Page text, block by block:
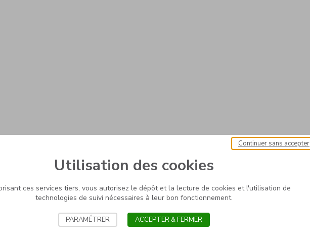
Utilisation des cookies
ces services tiers, vous autorisez le dépôt et la lecture de cookies et l'utilisation de
technologies de suivi nécessaires à leur bon fonctionnement.
Continuer sans accepter
PARAMÉTRER ACCEPTER & FERMER